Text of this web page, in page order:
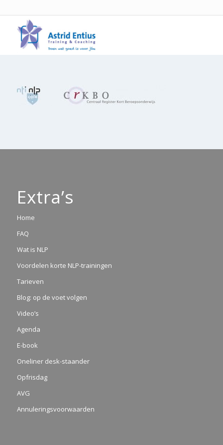
Extra’s
Home
FAQ
Wat is NLP
Voordelen korte NLP-trainingen
Tarieven
Blog: op de voet volgen
Video’s
Agenda
E-book
Oneliner desk-staander
Opfrisdag
AVG
Annuleringsvoorwaarden